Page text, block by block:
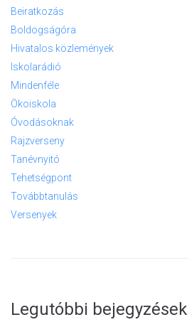
Beiratkozás
Boldogságóra
Hivatalos közlemények
Iskolarádió
Mindenféle
Ökoiskola
Óvodásoknak
Rajzverseny
Tanévnyitó
Tehetségpont
Továbbtanulás
Versenyek
Legutóbbi bejegyzések